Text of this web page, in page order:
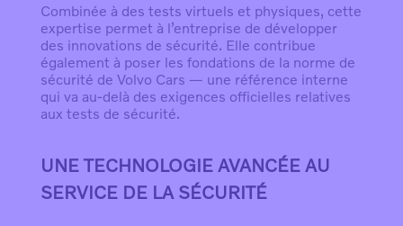
Combinée à des tests virtuels et physiques, cette
expertise permet à l’entreprise de développer
des innovations de sécurité. Elle contribue
également à poser les fondations de la norme de
sécurité de Volvo Cars — une référence interne
qui va au-delà des exigences officielles relatives
aux tests de sécurité.
UNE TECHNOLOGIE AVANCÉE AU
SERVICE DE LA SÉCURITÉ